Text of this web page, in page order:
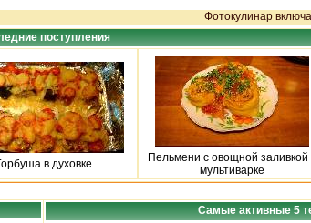
Фотокулинар
поступления
в духовке
Пельмени с овощной заливкой
мультиварке
Самые активные 5